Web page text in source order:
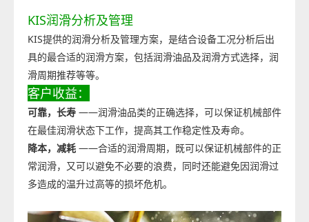
KIS润滑分析及管理
KIS提供的润滑分析及管理方案，是结合设备工况分析后出
具的最合适的润滑方案，包括润滑油品及润滑方式选择，润
滑周期推荐等等。
客户收益：
可靠，长寿 ——润滑油品类的正确选择，可以保证机械部件
在最佳润滑状态下工作，提高其工作稳定性及寿命。
降本，减耗 ——合适的润滑周期，既可以保证机械部件的正
常润滑，又可以避免不必要的浪费，同时还能避免因润滑过
多造成的温升过高等的损坏危机。